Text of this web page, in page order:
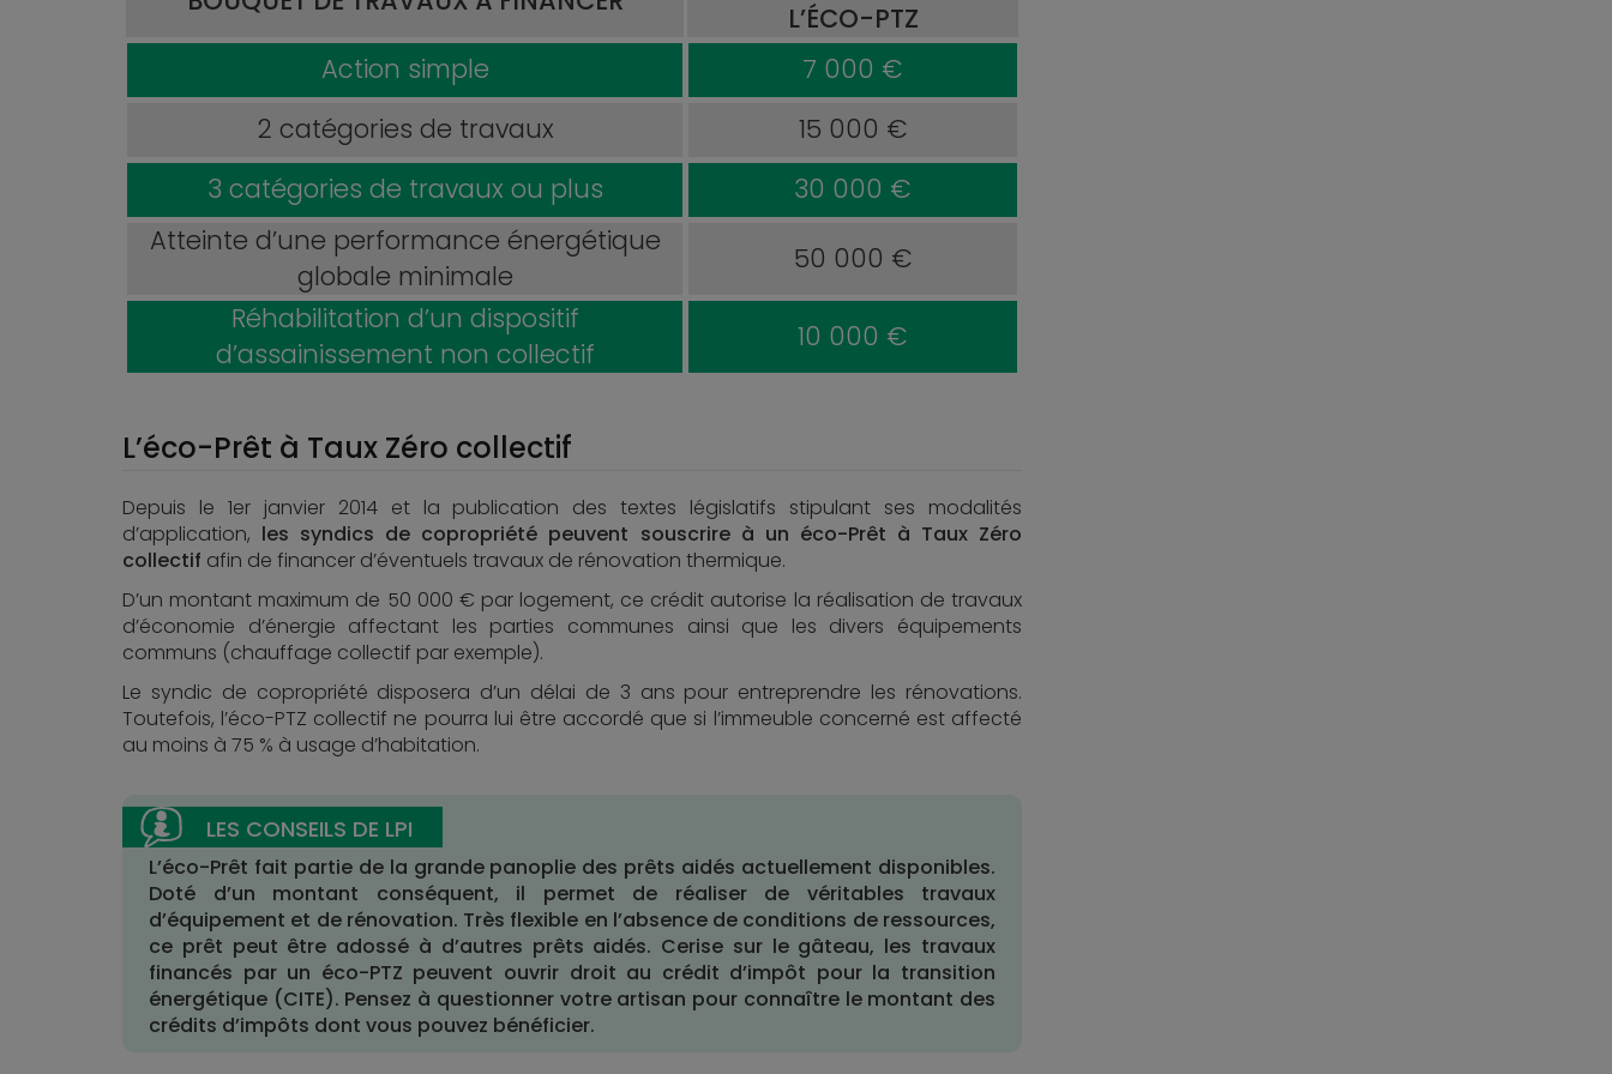
L’ÉCO-PTZ
Action simple
7 000 €
2 catégories de travaux
15 000 €
3 catégories de travaux ou plus
30 000 €
Atteinte d’une performance énergétique
globale minimale
50 000 €
Réhabilitation d’un dispositif
d’assainissement non collectif
10 000 €
L’éco-Prêt à Taux Zéro collectif
Depuis le 1er janvier 2014 et la publication des textes législatifs stipulant ses modalités
d’application, les syndics de copropriété peuvent souscrire à un éco-Prêt à Taux Zéro
collectif afin de financer d’éventuels travaux de rénovation thermique.
D’un montant maximum de 50 000 € par logement, ce crédit autorise la réalisation de travaux
d’économie d’énergie affectant les parties communes ainsi que les divers équipements
communs (chauffage collectif par exemple).
Le syndic de copropriété disposera d’un délai de 3 ans pour entreprendre les rénovations.
Toutefois, l’éco-PTZ collectif ne pourra lui être accordé que si l’immeuble concerné est affecté
au moins à 75 % à usage d’habitation.
L’éco-Prêt fait partie de la grande panoplie des prêts aidés actuellement disponibles.
Doté d’un montant conséquent, il permet de réaliser de véritables travaux
d’équipement et de rénovation. Très flexible en l’absence de conditions de ressources,
ce prêt peut être adossé à d’autres prêts aidés. Cerise sur le gâteau, les travaux
financés par un éco-PTZ peuvent ouvrir droit au crédit d’impôt pour la transition
énergétique (CITE). Pensez à questionner votre artisan pour connaître le montant des
crédits d’impôts dont vous pouvez bénéficier.